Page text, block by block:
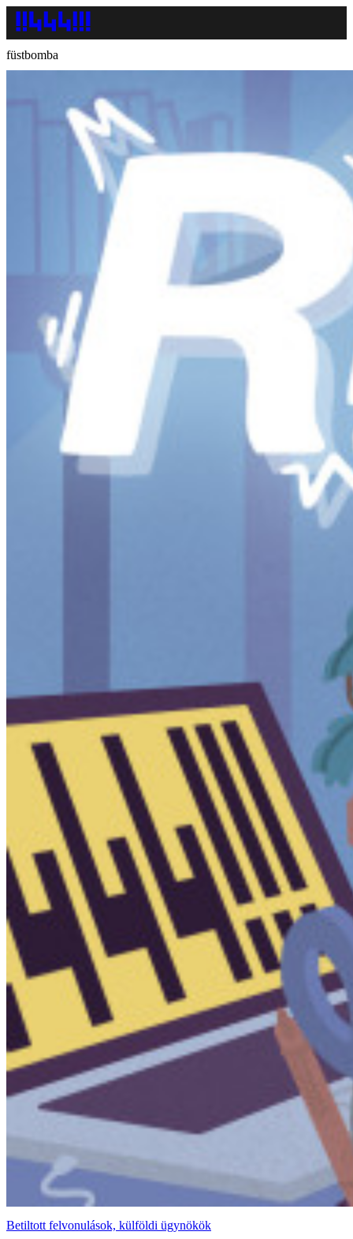
füstbomba
Betiltott felvonulások, külföldi ügynökök